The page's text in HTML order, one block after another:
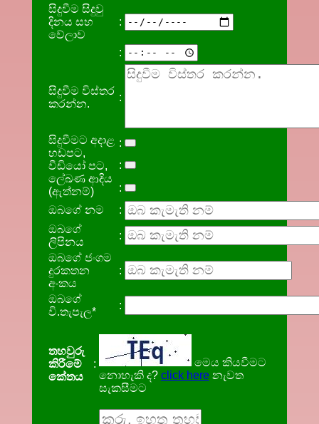
සිදුවීම සිදුවු
දිනය සහ
වේලාව
:
:
සිදුවීම විස්තර
කරන්න.
:
සිදුවීමට අදාළ
හඩපට,
වීඩියෝ පට,
ලේඛණ ආදිය
(ඇත්නම්)
:
:
:
ඔබගේ නම
:
ඔබගේ
ලිපිනය
:
ඔබගේ ජංගම
දුරකතන
අංකය
:
ඔබගේ
වි.තැපැල*
:
තහවුරු
කිරීමේ
කේතය
:
මෙය කියවීමට
නොහැකි ද? click hereනැවත
සැකසීමට